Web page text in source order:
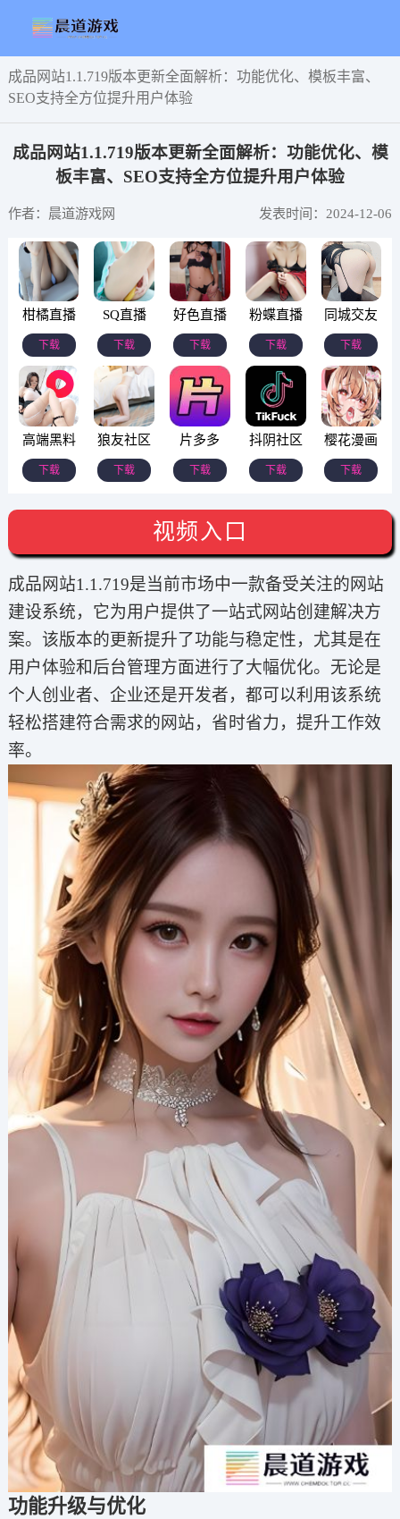
成品网站1.1.719版本更新全面解析：功能优化、模板丰富、
SEO支持全方位提升用户体验
成品网站1.1.719版本更新全面解析：功能优化、模
板丰富、SEO支持全方位提升用户体验
作者：晨道游戏网 发表时间：2024-12-06
柑橘直播
下载
SQ直播
下载
好色直播
下载
粉蝶直播
下载
同城交友
下载
高端黑料
下载
狼友社区
下载
片多多
下载
抖阴社区
下载
樱花漫画
下载
视频入口
成品网站1.1.719是当前市场中一款备受关注的网站
建设系统，它为用户提供了一站式网站创建解决方
案。该版本的更新提升了功能与稳定性，尤其是在
用户体验和后台管理方面进行了大幅优化。无论是
个人创业者、企业还是开发者，都可以利用该系统
轻松搭建符合需求的网站，省时省力，提升工作效
率。
功能升级与优化